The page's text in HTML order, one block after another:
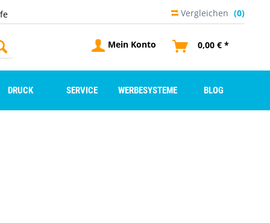
Vergleichen (0)
Mein Konto 0,00 € *
DRUCK SERVICE WERBESYSTEME BLOG